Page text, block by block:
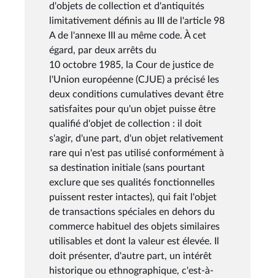
d'objets de collection et d'antiquités
limitativement définis au III de l'article 98
A de l'annexe III au même code. À cet
égard, par deux arrêts du
10 octobre 1985, la Cour de justice de
l'Union européenne (CJUE) a précisé les
deux conditions cumulatives devant être
satisfaites pour qu'un objet puisse être
qualifié d'objet de collection : il doit
s'agir, d'une part, d'un objet relativement
rare qui n'est pas utilisé conformément à
sa destination initiale (sans pourtant
exclure que ses qualités fonctionnelles
puissent rester intactes), qui fait l'objet
de transactions spéciales en dehors du
commerce habituel des objets similaires
utilisables et dont la valeur est élevée. Il
doit présenter, d'autre part, un intérêt
historique ou ethnographique, c'est-à-